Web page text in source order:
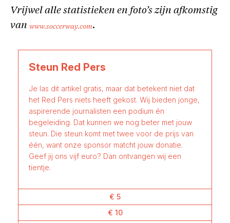
Vrijwel alle statistieken en foto’s zijn afkomstig
van www.soccerway.com.
Steun Red Pers
Je las dit artikel gratis, maar dat betekent niet dat
het Red Pers niets heeft gekost. Wij bieden jonge,
aspirerende journalisten een podium én
begeleiding. Dat kunnen we nog beter met jouw
steun. Die steun komt met twee voor de prijs van
één, want onze sponsor matcht jouw donatie.
Geef jij ons vijf euro? Dan ontvangen wij een
tientje.
€ 5
€ 10